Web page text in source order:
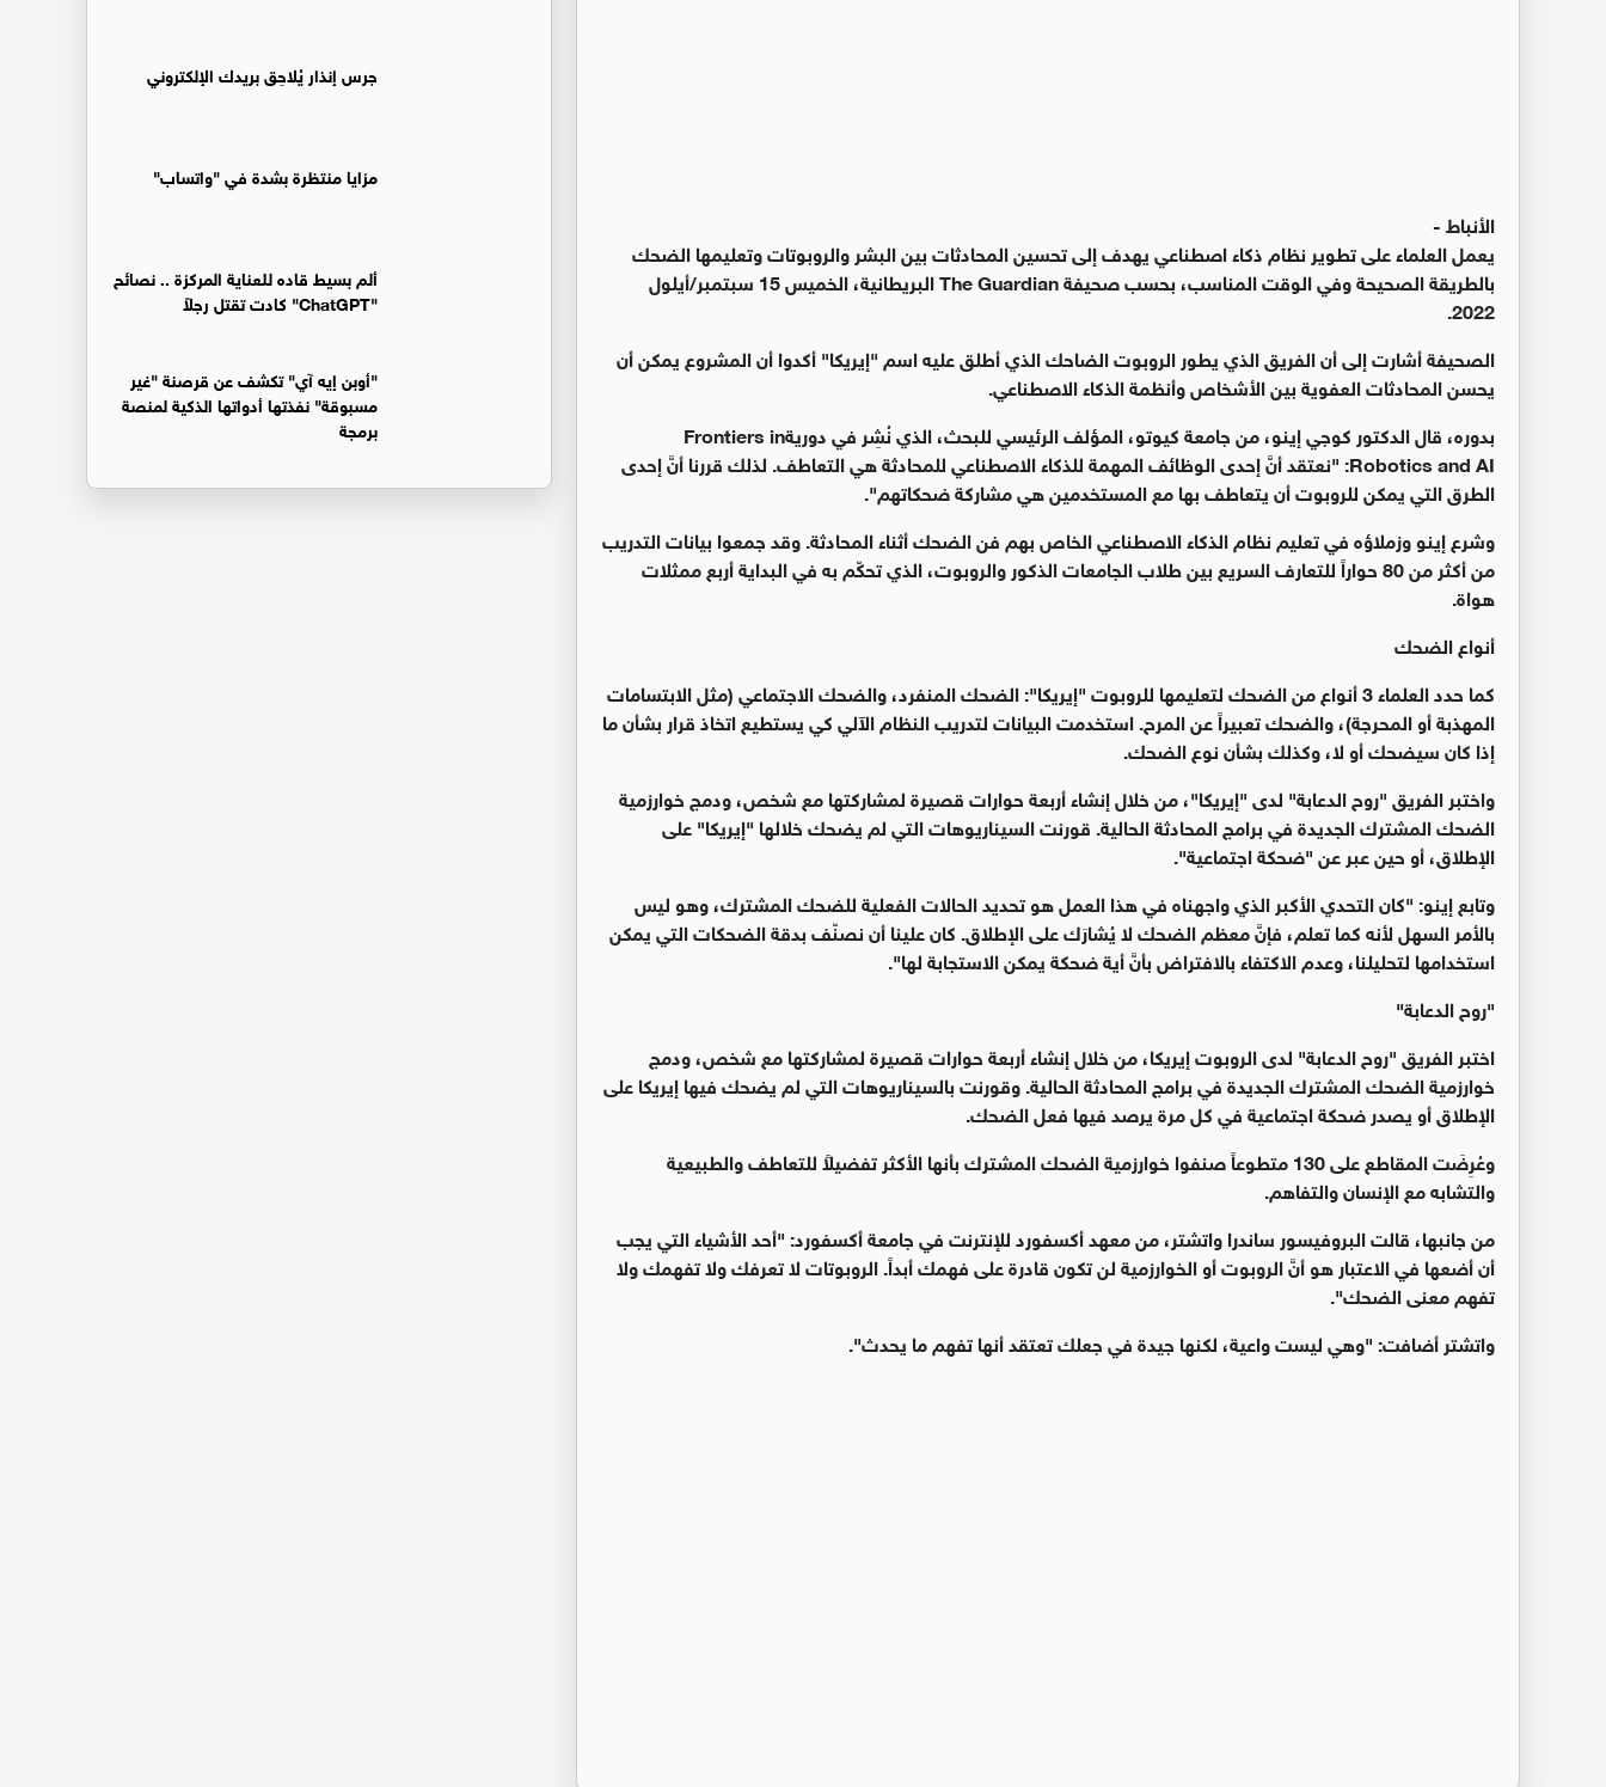
الأنباط -
يعمل العلماء على تطوير نظام ذكاء اصطناعي يهدف إلى تحسين المحادثات بين البشر والروبوتات وتعليمها الضحك
بالطريقة الصحيحة وفي الوقت المناسب، بحسب صحيفة
البريطانية، الخميس 15 سبتمبر/أيلول
2022
.
الصحيفة أشارت إلى أن الفريق الذي يطور الروبوت الضاحك الذي أطلق عليه اسم "إيريكا" أكدوا أن المشروع يمكن أن
يحسن المحادثات العفوية بين الأشخاص وأنظمة الذكاء الاصطناعي.
بدوره، قال الدكتور كوجي إينو، من جامعة كيوتو، المؤلف الرئيسي للبحث، الذي نُشِر في دوريةFrontiers in
Robotics and AI: "
نعتقد أنَّ إحدى الوظائف المهمة للذكاء الاصطناعي للمحادثة هي التعاطف. لذلك قررنا أنَّ إحدى
الطرق التي يمكن للروبوت أن يتعاطف بها مع المستخدمين هي مشاركة ضحكاتهم".
وشرع إينو وزملاؤه في تعليم نظام الذكاء الاصطناعي الخاص بهم فن الضحك أثناء المحادثة. وقد جمعوا بيانات التدريب
من أكثر من 80 حواراً للتعارف السريع بين طلاب الجامعات الذكور والروبوت، الذي تحكّم به في البداية أربع ممثلات
هواة.
أنواع الضحك
كما حدد العلماء 3 أنواع من الضحك لتعليمها للروبوت "إيريكا": الضحك المنفرد، والضحك الاجتماعي (مثل الابتسامات
المهذبة أو المحرجة)، والضحك تعبيراً عن المرح. استخدمت البيانات لتدريب النظام الآلي كي يستطيع اتخاذ قرار بشأن ما
إذا كان سيضحك أو لا، وكذلك بشأن نوع الضحك.
واختبر الفريق "روح الدعابة" لدى "إيريكا"، من خلال إنشاء أربعة حوارات قصيرة لمشاركتها مع شخص، ودمج خوارزمية
الضحك المشترك الجديدة في برامج المحادثة الحالية. قورنت السيناريوهات التي لم يضحك خلالها "إيريكا" على
الإطلاق، أو حين عبر عن "ضحكة اجتماعية".
وتابع إينو: "كان التحدي الأكبر الذي واجهناه في هذا العمل هو تحديد الحالات الفعلية للضحك المشترك، وهو ليس
بالأمر السهل لأنه كما تعلم، فإنَّ معظم الضحك لا يُشارَك على الإطلاق. كان علينا أن نصنّف بدقة الضحكات التي يمكن
استخدامها لتحليلنا، وعدم الاكتفاء بالافتراض بأنَّ أية ضحكة يمكن الاستجابة لها".
"روح الدعابة"
اختبر الفريق "روح الدعابة" لدى الروبوت إيريكا، من خلال إنشاء أربعة حوارات قصيرة لمشاركتها مع شخص، ودمج
خوارزمية الضحك المشترك الجديدة في برامج المحادثة الحالية. وقورنت بالسيناريوهات التي لم يضحك فيها إيريكا على
الإطلاق أو يصدر ضحكة اجتماعية في كل مرة يرصد فيها فعل الضحك.
وعُرِضَت المقاطع على 130 متطوعاً صنفوا خوارزمية الضحك المشترك بأنها الأكثر تفضيلاً للتعاطف والطبيعية
والتشابه مع الإنسان والتفاهم.
من جانبها، قالت البروفيسور ساندرا واتشتر، من معهد أكسفورد للإنترنت في جامعة أكسفورد: "أحد الأشياء التي يجب
أن أضعها في الاعتبار هو أنَّ الروبوت أو الخوارزمية لن تكون قادرة على فهمك أبداً. الروبوتات لا تعرفك ولا تفهمك ولا
تفهم معنى الضحك".
واتشتر أضافت: "وهي ليست واعية، لكنها جيدة في جعلك تعتقد أنها تفهم ما يحدث".
جرس إنذار يُلاحِق بريدك الإلكتروني
مزايا منتظرة بشدة في "واتساب"
ألم بسيط قاده للعناية المركزة .. نصائح
"ChatGPT" كادت تقتل رجلاً
"أوبن إيه آي" تكشف عن قرصنة "غير
مسبوقة" نفذتها أدواتها الذكية لمنصة
برمجة